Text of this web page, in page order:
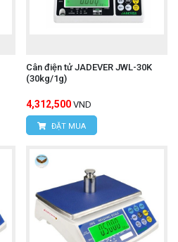
Cân điện tử JADEVER JWL-30K
(30kg/1g)
4,312,500 VND
ĐẶT MUA